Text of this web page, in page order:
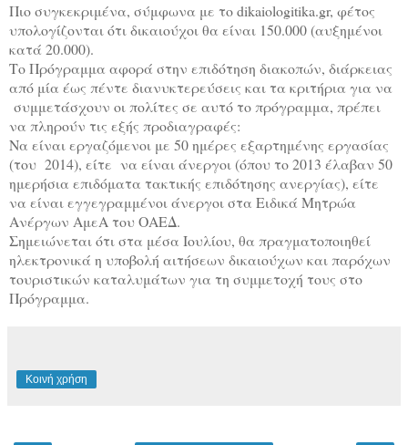
Πιο συγκεκριμένα, σύμφωνα με το dikaiologitika.gr, φέτος
υπολογίζονται ότι δικαιούχοι θα είναι 150.000 (αυξημένοι
κατά 20.000).
Το Πρόγραμμα αφορά στην επιδότηση διακοπών, διάρκειας
από μία έως πέντε διανυκτερεύσεις και τα κριτήρια για να
συμμετάσχουν οι πολίτες σε αυτό το πρόγραμμα, πρέπει
να πληρούν τις εξής προδιαγραφές:
Να είναι εργαζόμενοι με 50 ημέρες εξαρτημένης εργασίας
(του 2014), είτε να είναι άνεργοι (όπου το 2013 έλαβαν 50
ημερήσια επιδόματα τακτικής επιδότησης ανεργίας), είτε
να είναι εγγεγραμμένοι άνεργοι στα Ειδικά Μητρώα
Ανέργων ΑμεΑ του ΟΑΕΔ.
Σημειώνεται ότι στα μέσα Ιουλίου, θα πραγματοποιηθεί
ηλεκτρονικά η υποβολή αιτήσεων δικαιούχων και παρόχων
τουριστικών καταλυμάτων για τη συμμετοχή τους στο
Πρόγραμμα.
Κοινή χρήση